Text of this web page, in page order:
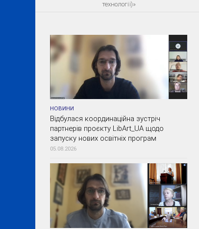
технології)»
НОВИНИ
Відбулася координаційна зустріч
партнерів проєкту LibArt_UA щодо
запуску нових освітніх програм
05.08.2026